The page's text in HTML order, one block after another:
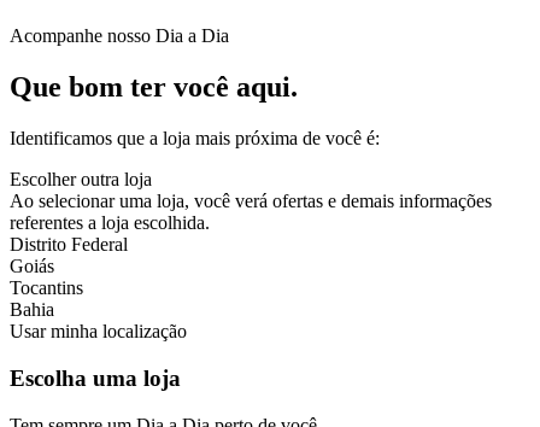
Acompanhe nosso Dia a Dia
Que bom ter você aqui.
Identificamos que a loja mais próxima de você é:
Escolher outra loja
Ao selecionar uma loja, você verá ofertas e demais informações
referentes a loja escolhida.
Distrito Federal
Goiás
Tocantins
Bahia
Usar minha localização
Escolha uma loja